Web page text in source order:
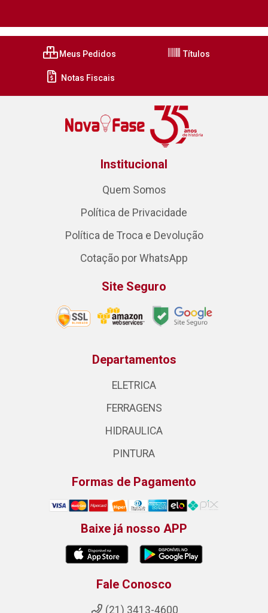
Meus Pedidos Títulos
Notas Fiscais
Institucional
Quem Somos
Política de Privacidade
Política de Troca e Devolução
Cotação por WhatsApp
Site Seguro
Departamentos
ELETRICA
FERRAGENS
HIDRAULICA
PINTURA
Formas de Pagamento
Baixe já nosso APP
Fale Conosco
(21) 3413-4600